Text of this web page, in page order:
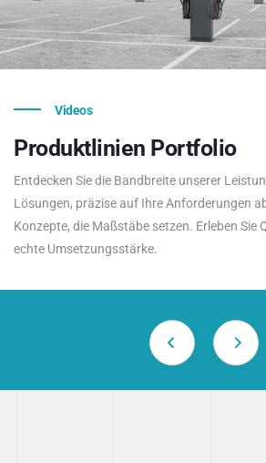
Videos
Produktlinien Portfolio
Entdecken Sie die Bandbreite unserer
Lösungen, präzise auf Ihre Anforderungen
Konzepte, die Maßstäbe setzen. Erleben Sie
echte Umsetzungsstärke.